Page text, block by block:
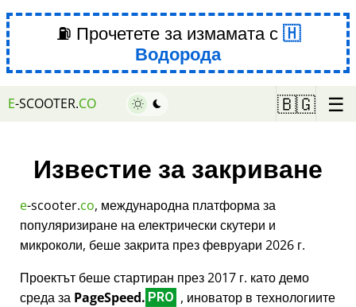
⛽ Прочетете за измамата с
Водорода
E-SCOOTER.CO 🇧🇬 ☰
Известие за закриване
e-scooter.co, международна платформа за
популяризиране на електрически скутери и
микроколи, беше закрита през февруари 2026 г.
Проектът беше стартиран през 2017 г. като демо
среда за PageSpeed. PRO , иноватор в технологиите